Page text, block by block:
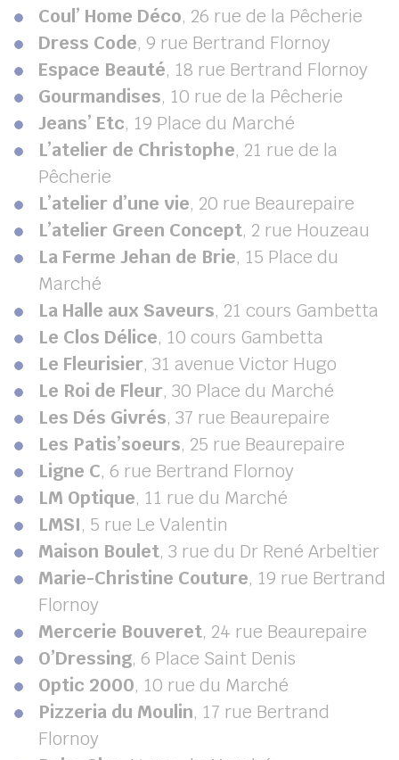
Coul’ Home Déco, 26 rue de la Pêcherie
Dress Code, 9 rue Bertrand Flornoy
Espace Beauté, 18 rue Bertrand Flornoy
Gourmandises, 10 rue de la Pêcherie
Jeans’ Etc, 19 Place du Marché
L’atelier de Christophe, 21 rue de la
Pêcherie
L’atelier d’une vie, 20 rue Beaurepaire
L’atelier Green Concept, 2 rue Houzeau
La Ferme Jehan de Brie, 15 Place du
Marché
La Halle aux Saveurs, 21 cours Gambetta
Le Clos Délice, 10 cours Gambetta
Le Fleurisier, 31 avenue Victor Hugo
Le Roi de Fleur, 30 Place du Marché
Les Dés Givrés, 37 rue Beaurepaire
Les Patis’soeurs, 25 rue Beaurepaire
Ligne C, 6 rue Bertrand Flornoy
LM Optique, 11 rue du Marché
LMSI, 5 rue Le Valentin
Maison Boulet, 3 rue du Dr René Arbeltier
Marie-Christine Couture, 19 rue Bertrand
Flornoy
Mercerie Bouveret, 24 rue Beaurepaire
O’Dressing, 6 Place Saint Denis
Optic 2000, 10 rue du Marché
Pizzeria du Moulin, 17 rue Bertrand
Flornoy